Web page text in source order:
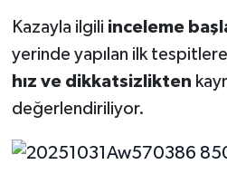
Kazayla ilgili inceleme
yerinde yapılan ilk
hız ve dikkatsizlikten
değerlendiriliyor.